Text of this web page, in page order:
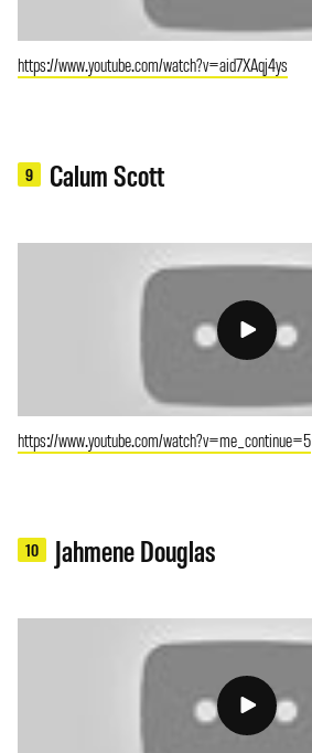
https://www.youtube.com/watch?v=aid7XAqj4ys
9 Calum Scott
https://www.youtube.com/watch?v=me_continue=5
10 Jahmene Douglas